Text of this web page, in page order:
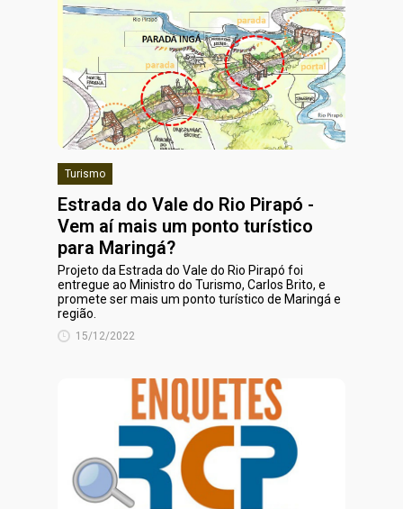
Turismo
Estrada do Vale do Rio Pirapó -
Vem aí mais um ponto turístico
para Maringá?
Projeto da Estrada do Vale do Rio Pirapó foi
entregue ao Ministro do Turismo, Carlos Brito, e
promete ser mais um ponto turístico de Maringá e
região.
15/12/2022